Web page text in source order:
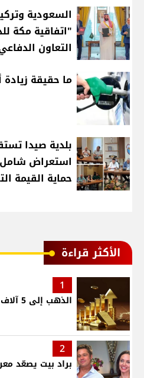
السعودية
"اتفاقية مكة
التعاون
ما حقيقة زيادة
بلدية صيدا
استعراض شامل
حماية القيمة
الأكثر قراءة
1
الذهب إلى 5 آلاف دولار في 2027؟
2
براد بيت يصعّد